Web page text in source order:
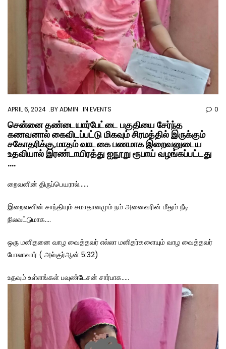
APRIL 6, 2024 BYADMIN IN EVENTS 0
சென்னை தண்டையார்பேட்டை பகுதியை சேர்ந்த
கணவனால் கைவிடப்பட்டு மிகவும் சிரமத்தில் இருக்கும்
சகோதரிக்கு,மாதம் வாடகை பணமாக இறைவனுடைய
உதவியால் இரண்டாயிரத்து ஐநூறு ரூபாய் வழங்கப்பட்டது
….
றைவனின் திருப்பெயரால்……
இறைவனின் சாந்தியும் சமாதானமும் நம் அனைவரின் மீதும் நீடி
நிலவட்டுமாக….
ஒரு மனிதனை வாழ வைத்தவர் எல்லா மனிதர்களையும் வாழ வைத்தவர்
போலாவார் ( அல்குர்ஆன் 5:32)
உதவும் உள்ளங்கள் பவுண்டேசன் சார்பாக…..